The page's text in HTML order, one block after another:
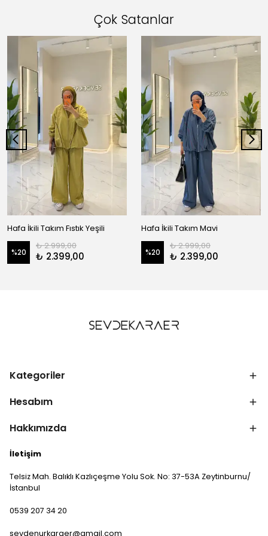
Çok Satanlar
Hafa İkili Takım Fıstık Yeşili
%20
₺ 2.999,00
₺ 2.399,00
Hafa İkili Takım Mavi
%20
₺ 2.999,00
₺ 2.399,00
Kategoriler
Hesabım
Hakkımızda
İletişim
Telsiz Mah. Balıklı Kazlıçeşme Yolu Sok. No: 37-53A Zeytinburnu/
İstanbul
0539 207 34 20
sevdenurkaraer@gmail.com